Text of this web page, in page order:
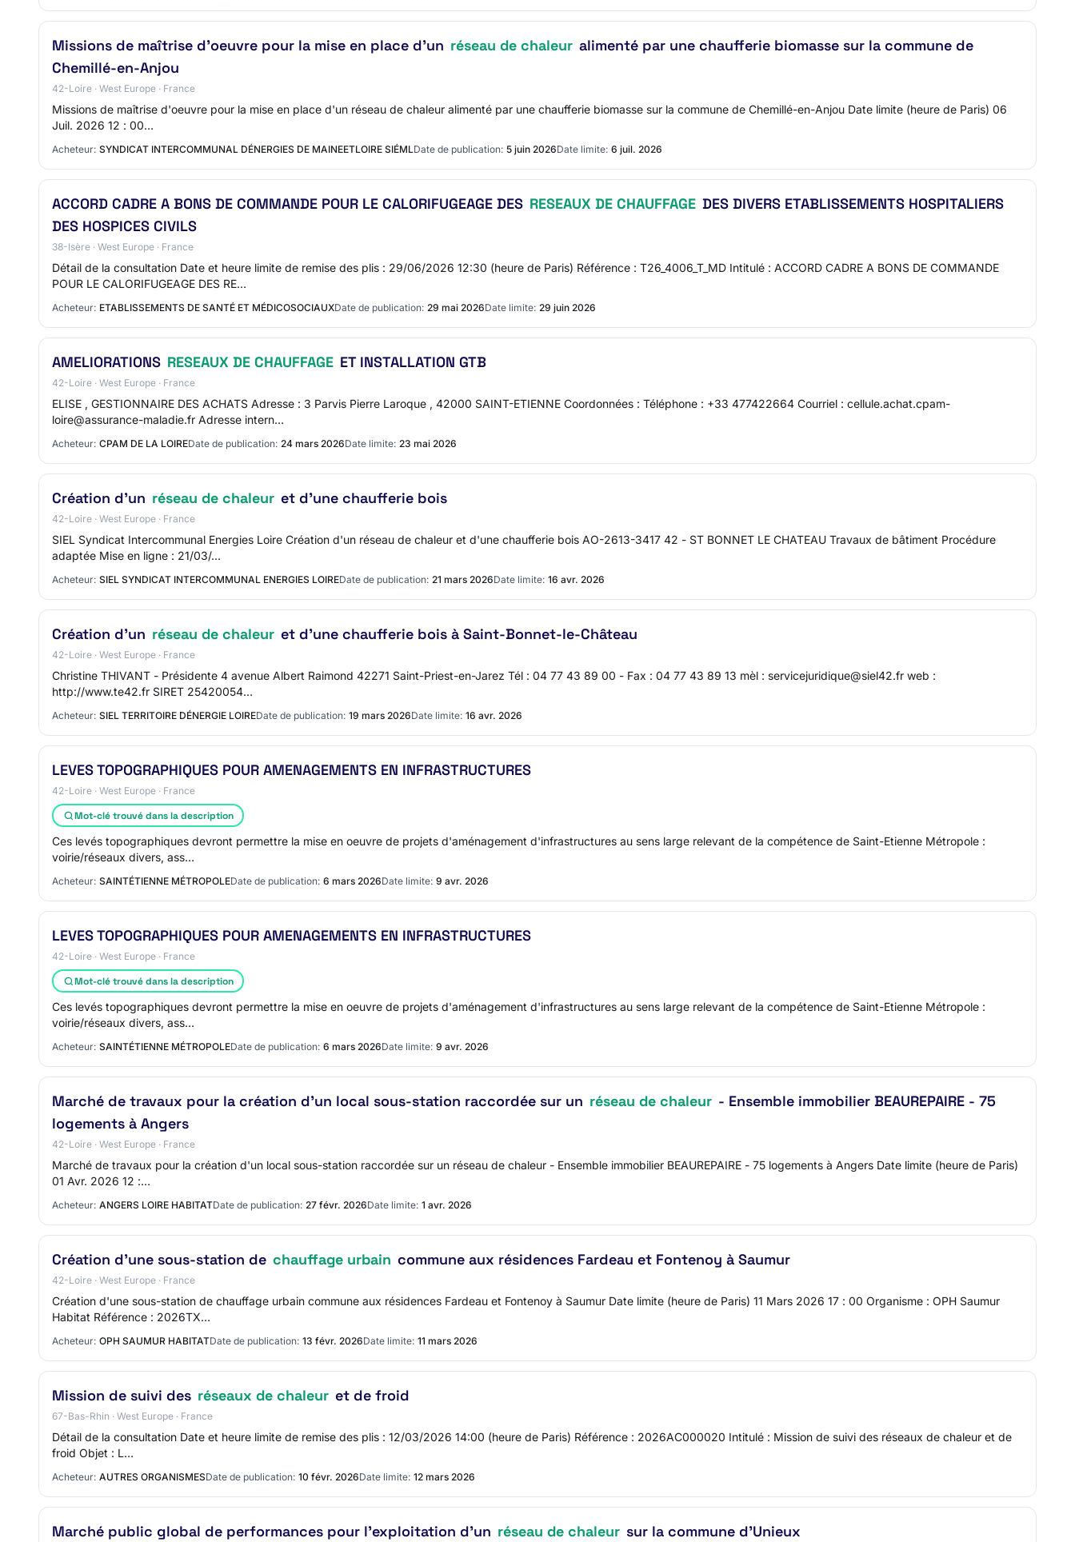
Missions de maîtrise d'oeuvre pour la mise en place d'un réseau de chaleur alimenté par une chaufferie biomasse sur la commune de
Chemillé-en-Anjou
42-Loire · West Europe · France
Missions de maîtrise d'oeuvre pour la mise en place d'un réseau de chaleur alimenté par une chaufferie biomasse sur la commune de Chemillé-en-Anjou Date limite (heure de Paris) 06
Juil. 2026 12 : 00…
Acheteur: SYNDICAT INTERCOMMUNAL DÉNERGIES DE MAINEETLOIRE SIÉMLDate de publication: 5 juin 2026Date limite: 6 juil. 2026
ACCORD CADRE A BONS DE COMMANDE POUR LE CALORIFUGEAGE DES RESEAUX DE CHAUFFAGE DES DIVERS ETABLISSEMENTS HOSPITALIERS
DES HOSPICES CIVILS
38-Isère · West Europe · France
Détail de la consultation Date et heure limite de remise des plis : 29/06/2026 12:30 (heure de Paris) Référence : T26_4006_T_MD Intitulé : ACCORD CADRE A BONS DE COMMANDE
POUR LE CALORIFUGEAGE DES RE…
Acheteur: ETABLISSEMENTS DE SANTÉ ET MÉDICOSOCIAUXDate de publication: 29 mai 2026Date limite: 29 juin 2026
AMELIORATIONS RESEAUX DE CHAUFFAGE ET INSTALLATION GTB
42-Loire · West Europe · France
ELISE , GESTIONNAIRE DES ACHATS Adresse : 3 Parvis Pierre Laroque , 42000 SAINT-ETIENNE Coordonnées : Téléphone : +33 477422664 Courriel : cellule.achat.cpam-
loire@assurance-maladie.fr Adresse intern…
Acheteur: CPAM DE LA LOIREDate de publication: 24 mars 2026Date limite: 23 mai 2026
Création d'un réseau de chaleur et d'une chaufferie bois
42-Loire · West Europe · France
SIEL Syndicat Intercommunal Energies Loire Création d'un réseau de chaleur et d'une chaufferie bois AO-2613-3417 42 - ST BONNET LE CHATEAU Travaux de bâtiment Procédure
adaptée Mise en ligne : 21/03/…
Acheteur: SIEL SYNDICAT INTERCOMMUNAL ENERGIES LOIREDate de publication: 21 mars 2026Date limite: 16 avr. 2026
Création d'un réseau de chaleur et d'une chaufferie bois à Saint-Bonnet-le-Château
42-Loire · West Europe · France
Christine THIVANT - Présidente 4 avenue Albert Raimond 42271 Saint-Priest-en-Jarez Tél : 04 77 43 89 00 - Fax : 04 77 43 89 13 mèl : servicejuridique@siel42.fr web :
http://www.te42.fr SIRET 25420054…
Acheteur: SIEL TERRITOIRE DÉNERGIE LOIREDate de publication: 19 mars 2026Date limite: 16 avr. 2026
LEVES TOPOGRAPHIQUES POUR AMENAGEMENTS EN INFRASTRUCTURES
42-Loire · West Europe · France
Mot-clé trouvé dans la description
Ces levés topographiques devront permettre la mise en oeuvre de projets d'aménagement d'infrastructures au sens large relevant de la compétence de Saint-Etienne Métropole :
voirie/réseaux divers, ass…
Acheteur: SAINTÉTIENNE MÉTROPOLEDate de publication: 6 mars 2026Date limite: 9 avr. 2026
LEVES TOPOGRAPHIQUES POUR AMENAGEMENTS EN INFRASTRUCTURES
42-Loire · West Europe · France
Mot-clé trouvé dans la description
Ces levés topographiques devront permettre la mise en oeuvre de projets d'aménagement d'infrastructures au sens large relevant de la compétence de Saint-Etienne Métropole :
voirie/réseaux divers, ass…
Acheteur: SAINTÉTIENNE MÉTROPOLEDate de publication: 6 mars 2026Date limite: 9 avr. 2026
Marché de travaux pour la création d'un local sous-station raccordée sur un réseau de chaleur - Ensemble immobilier BEAUREPAIRE - 75
logements à Angers
42-Loire · West Europe · France
Marché de travaux pour la création d'un local sous-station raccordée sur un réseau de chaleur - Ensemble immobilier BEAUREPAIRE - 75 logements à Angers Date limite (heure de Paris)
01 Avr. 2026 12 :…
Acheteur: ANGERS LOIRE HABITATDate de publication: 27 févr. 2026Date limite: 1 avr. 2026
Création d'une sous-station de chauffage urbain commune aux résidences Fardeau et Fontenoy à Saumur
42-Loire · West Europe · France
Création d'une sous-station de chauffage urbain commune aux résidences Fardeau et Fontenoy à Saumur Date limite (heure de Paris) 11 Mars 2026 17 : 00 Organisme : OPH Saumur
Habitat Référence : 2026TX…
Acheteur: OPH SAUMUR HABITATDate de publication: 13 févr. 2026Date limite: 11 mars 2026
Mission de suivi des réseaux de chaleur et de froid
67-Bas-Rhin · West Europe · France
Détail de la consultation Date et heure limite de remise des plis : 12/03/2026 14:00 (heure de Paris) Référence : 2026AC000020 Intitulé : Mission de suivi des réseaux de chaleur et de
froid Objet : L…
Acheteur: AUTRES ORGANISMESDate de publication: 10 févr. 2026Date limite: 12 mars 2026
Marché public global de performances pour l'exploitation d'un réseau de chaleur sur la commune d'Unieux